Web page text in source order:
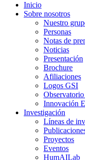
Inicio
Sobre nosotros
Nuestro
Personas
Notas de
Noticias
Presentación
Brochure
Afiliaciones
Logos GSI
Innovación
Investigación
Líneas de
Proyectos
Eventos
HumAILab